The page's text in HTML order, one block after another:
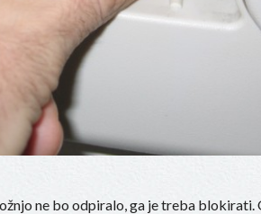
ne bo odpiralo, ga je treba blokirati.